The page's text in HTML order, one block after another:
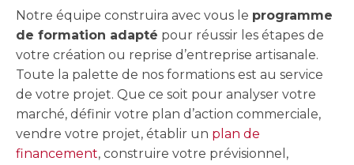
Notre équipe construira avec vous le programme
de formation adapté pour réussir les étapes de
votre création ou reprise d’entreprise artisanale.
Toute la palette de nos formations est au service
de votre projet. Que ce soit pour analyser votre
marché, définir votre plan d’action commerciale,
vendre votre projet, établir un plan de
financement, construire votre prévisionnel,